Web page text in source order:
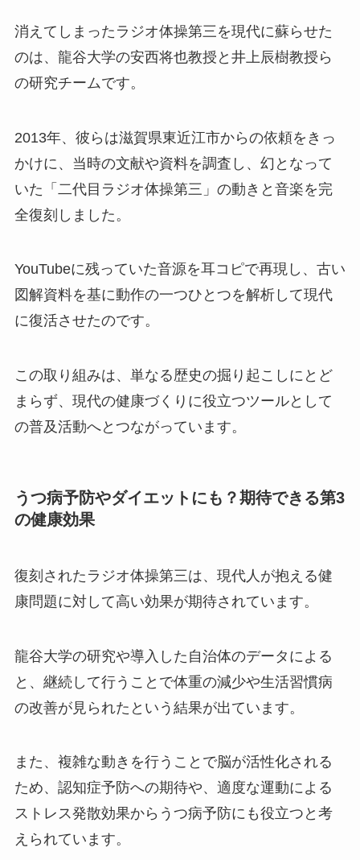
消えてしまったラジオ体操第三を現代に蘇らせた
のは、龍谷大学の安西将也教授と井上辰樹教授ら
の研究チームです。
2013年、彼らは滋賀県東近江市からの依頼をきっ
かけに、当時の文献や資料を調査し、幻となって
いた「二代目ラジオ体操第三」の動きと音楽を完
全復刻しました。
YouTubeに残っていた音源を耳コピで再現し、古い
図解資料を基に動作の一つひとつを解析して現代
に復活させたのです。
この取り組みは、単なる歴史の掘り起こしにとど
まらず、現代の健康づくりに役立つツールとして
の普及活動へとつながっています。
うつ病予防やダイエットにも？期待できる第3
の健康効果
復刻されたラジオ体操第三は、現代人が抱える健
康問題に対して高い効果が期待されています。
龍谷大学の研究や導入した自治体のデータによる
と、継続して行うことで体重の減少や生活習慣病
の改善が見られたという結果が出ています。
また、複雑な動きを行うことで脳が活性化される
ため、認知症予防への期待や、適度な運動による
ストレス発散効果からうつ病予防にも役立つと考
えられています。